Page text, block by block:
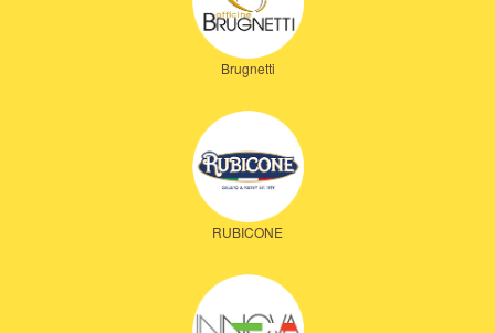
Brugnetti
RUBICONE